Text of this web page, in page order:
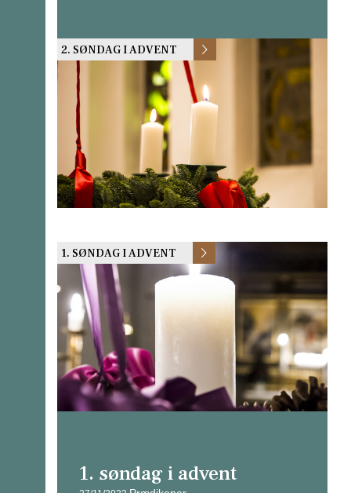
2. SØNDAG I ADVENT
1. SØNDAG I ADVENT
1. søndag i advent